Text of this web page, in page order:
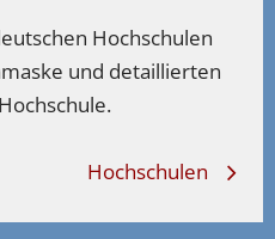
Hochschulen
und detaillierten
Hochschulen